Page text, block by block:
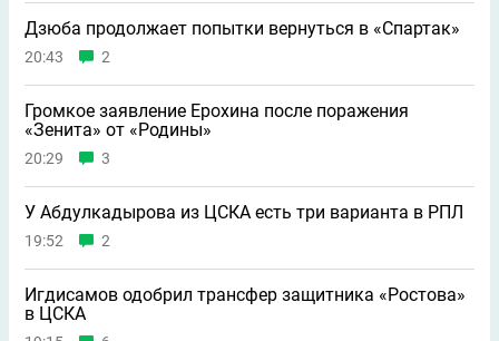
Дзюба продолжает попытки вернуться в «Спартак»
20:43 2
Громкое заявление Ерохина после поражения
«Зенита» от «Родины»
20:29 3
У Абдулкадырова из ЦСКА есть три варианта в РПЛ
19:52 2
Игдисамов одобрил трансфер защитника «Ростова»
в ЦСКА